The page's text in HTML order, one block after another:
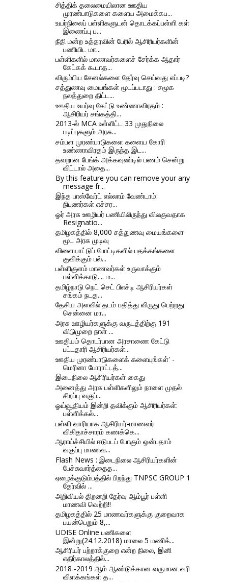
சித்திக் தலைமையிலான ஊதிய
முரண்பாடுகளை களைய அமைக்கப...
உயர்நிலைப் பள்ளிகளுடன் தொடக்கப்பள்ளி கள்
இணைப்பு ப...
நீதி மன்ற உத்தரவின் பேரில் ஆசிரியர்களின்
பணியிட மா...
பள்ளிகளில் மாணவர்களைச் சேர்க்க ஆதார்
கேட்கக் கூடாத...
விரும்பிய சேனல்களை தேர்வு செய்வது எப்படி?
சத்துணவு மையங்கள் மூடப்படாது : சமூக
நலத்துறை திட்ட...
ஊதிய உயர்வு கேட்டு உண்ணாவிரதம் :
ஆசிரியர் சங்கத்தி...
2013-ல் MCA உள்ளிட்ட 33 முதுநிலை
படிப்புகளும் அரசு...
சம்பள முரண்பாடுகளை களைய கோரி
உண்ணாவிரதம் இருந்த இட...
தவறான பேங்க் அக்கவுண்டில் பணம் சென்று
விட்டால் அதை...
By this feature you can remove your any
message fr...
இந்த பாஸ்வேர்ட் எல்லாம் வேண்டாம்:
நிபுணர்கள் எச்சர...
ஓர் அரசு ஊழியர் பணியிலிருந்து விலகுவதாக
Resignatio...
தமிழகத்தில் 8,000 சத்துணவு மையங்களை
மூட அரசு முடிவு
விளையாட்டுப் போட்டிகளில் பதக்கங்களை
குவிக்கும் பல்...
பள்ளிகுளம் மாணவர்கள் உருவாக்கும்
பள்ளிக்காடு.... ம...
தமிழ்நாடு நெட் செட் பிஎச்டி ஆசிரியர்கள்
சங்கம் நடத...
தேசிய அளவில் தடம் பதித்து விருது பெற்றது
சென்னை மா...
அரசு ஊழியர்களுக்கு வருடத்திற்கு 191
விடுமுறை நாள் ...
ஊதியம் தொடர்பான அரசாணை கேட்டு
பட்டதாரி ஆசிரியர்கள்...
ஊதிய முரண்பாடுகளைக் களையுங்கள்' -
மெரினா போராட்டத்...
இடைநிலை ஆசிரியர்கள் கைது
அனைத்து அரசு பள்ளிகளிலும் நாளை முதல்
சிறப்பு வகுப்...
ஓய்வூதியம் இன்றி தவிக்கும் ஆசிரியர்கள்:
பள்ளிக்கல்...
பள்ளி வாரியாக ஆசிரியர்-மாணவர்
விகிதாச்சாரம் கணக்கெ...
ஆராய்ச்சியில் ஈடுபடப் போகும் ஒன்பதாம்
வகுப்பு மாணவ...
Flash News : இடைநிலை ஆசிரியர்களின்
பேச்சுவார்த்தைத...
ஏழைக்குடும்பத்தில் பிறந்து TNPSC GROUP 1
தேர்வில் ...
அறிவியல் திறனறி தேர்வு ஆம்பூர் பள்ளி
மாணவி வெற்றி!!
தமிழகத்தில் 25 மாணவர்களுக்கு குறைவாக
பயன்பெறும் 8,...
UDISE Online பணிகளை
இன்று(24.12.2018) மாலை 5 மணிக்...
ஆசிரியர் பற்றாக்குறை என்ற நிலை, இனி
எதிர்காலத்தில்...
2018 -2019 ஆம் ஆண்டுக்கான வருமான வரி
விளக்கங்கள் த...